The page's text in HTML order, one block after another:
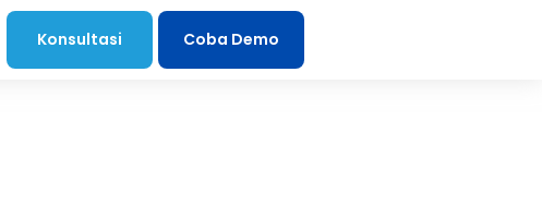
Konsultasi Coba Demo